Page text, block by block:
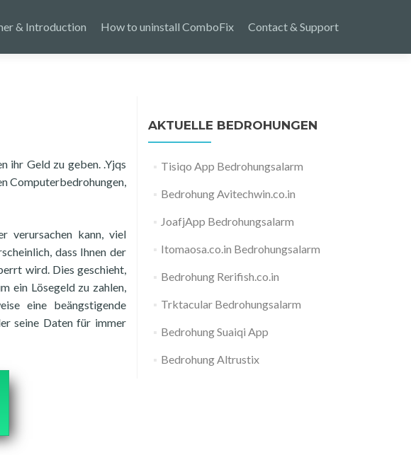
& Introduction How to uninstall ComboFix Contact & Support
ihr Geld zu geben. .Yjqs
Computerbedrohungen,
verursachen kann, viel
dass Ihnen der
wird. Dies geschieht,
ein Lösegeld zu zahlen,
eine beängstigende
seine Daten für immer
AKTUELLE BEDROHUNGEN
Tisiqo App Bedrohungsalarm
Bedrohung Avitechwin.co.in
JoafjApp Bedrohungsalarm
Itomaosa.co.in Bedrohungsalarm
Bedrohung Rerifish.co.in
Trktacular Bedrohungsalarm
Bedrohung Suaiqi App
Bedrohung Altrustix